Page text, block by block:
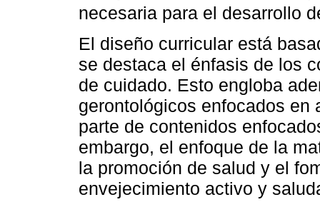
necesaria para el desarrollo
El diseño curricular está
se destaca el énfasis de los
de cuidado. Esto engloba
gerontológicos enfocados en
parte de contenidos
embargo, el enfoque de la
la promoción de salud y el
envejecimiento activo y